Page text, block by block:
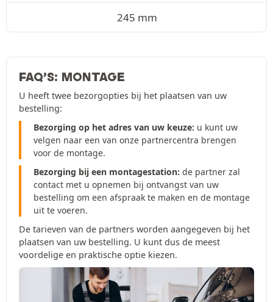
245 mm
FAQ’S: MONTAGE
U heeft twee bezorgopties bij het plaatsen van uw
bestelling:
Bezorging op het adres van uw keuze: u kunt uw
velgen naar een van onze partnercentra brengen
voor de montage.
Bezorging bij een montagestation: de partner zal
contact met u opnemen bij ontvangst van uw
bestelling om een afspraak te maken en de montage
uit te voeren.
De tarieven van de partners worden aangegeven bij het
plaatsen van uw bestelling. U kunt dus de meest
voordelige en praktische optie kiezen.